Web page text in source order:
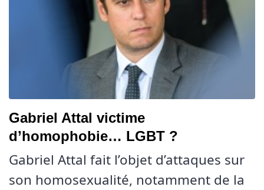
Gabriel Attal victime
d’homophobie… LGBT ?
Gabriel Attal fait l’objet d’attaques sur
son homosexualité, notamment de la